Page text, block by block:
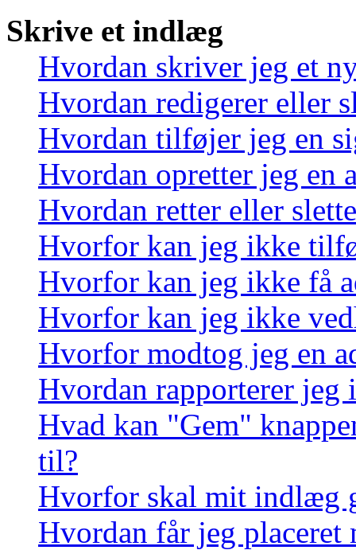
Skrive et indlæg
Hvordan skriver jeg et
Hvordan redigerer eller
Hvordan tilføjer jeg en
Hvordan opretter jeg en
Hvordan retter eller
Hvorfor kan jeg ikke
Hvorfor kan jeg ikke få
Hvorfor kan jeg ikke
Hvorfor modtog jeg en
Hvordan rapporterer
Hvad kan "Gem"
til?
Hvorfor skal mit indlæg
Hvordan får jeg placeret